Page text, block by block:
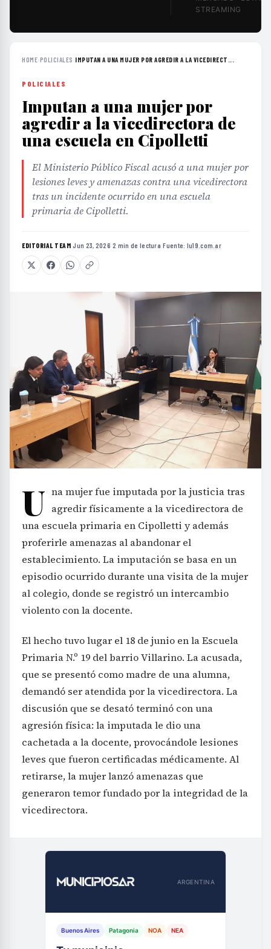
STREAMING
HOME›POLICIALES ›IMPUTAN A UNA MUJER POR AGREDIR A LA VICEDIRECT...
POLICIALES
Imputan a una mujer por
agredir a la vicedirectora de
una escuela en Cipolletti
El Ministerio Público Fiscal acusó a una mujer por
lesiones leves y amenazas contra una vicedirectora
tras un incidente ocurrido en una escuela
primaria de Cipolletti.
EDITORIAL TEAM·Jun 23, 2026·2 min de lectura·Fuente: lu19.com.ar
U na mujer fue imputada por la justicia tras
agredir físicamente a la vicedirectora de
una escuela primaria en Cipolletti y además
proferirle amenazas al abandonar el
establecimiento. La imputación se basa en un
episodio ocurrido durante una visita de la mujer
al colegio, donde se registró un intercambio
violento con la docente.
El hecho tuvo lugar el 18 de junio en la Escuela
Primaria N.º 19 del barrio Villarino. La acusada,
que se presentó como madre de una alumna,
demandó ser atendida por la vicedirectora. La
discusión que se desató terminó con una
agresión física: la imputada le dio una
cachetada a la docente, provocándole lesiones
leves que fueron certificadas médicamente. Al
retirarse, la mujer lanzó amenazas que
generaron temor fundado por la integridad de la
vicedirectora.
ARGENTINA
Buenos Aires Patagonia NOA NEA